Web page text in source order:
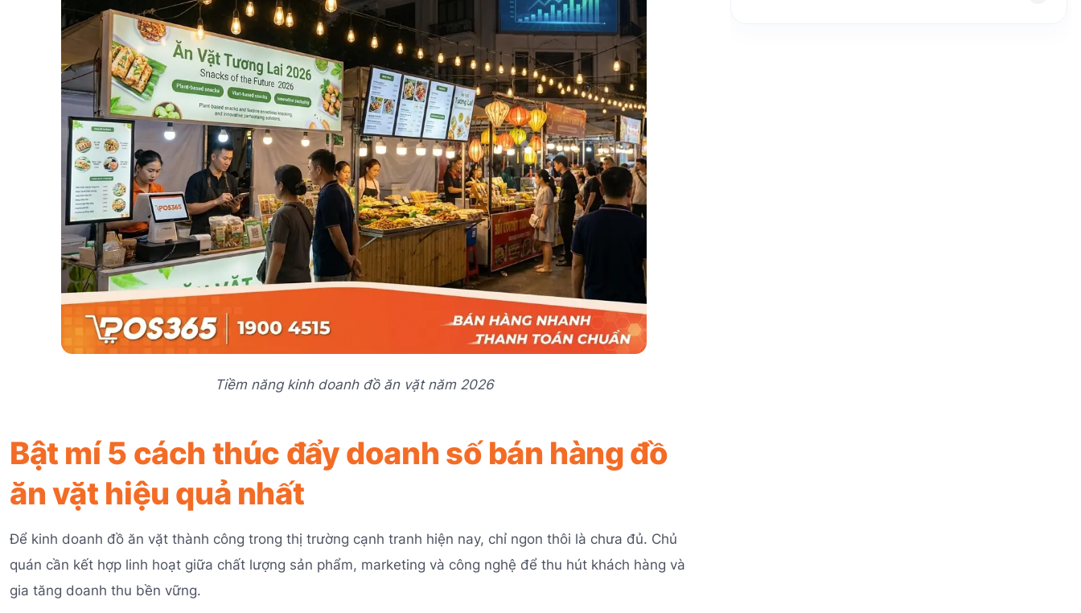
Tiềm năng kinh doanh đồ ăn vặt năm 2026
Bật mí 5 cách thúc đẩy doanh số bán hàng đồ
ăn vặt hiệu quả nhất
Để kinh doanh đồ ăn vặt thành công trong thị trường cạnh tranh hiện nay, chỉ ngon thôi là chưa đủ. Chủ
quán cần kết hợp linh hoạt giữa chất lượng sản phẩm, marketing và công nghệ để thu hút khách hàng và
gia tăng doanh thu bền vững.